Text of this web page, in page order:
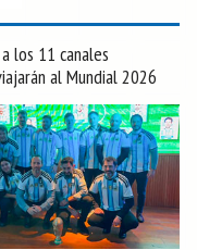
los 11 canales
al Mundial 2026